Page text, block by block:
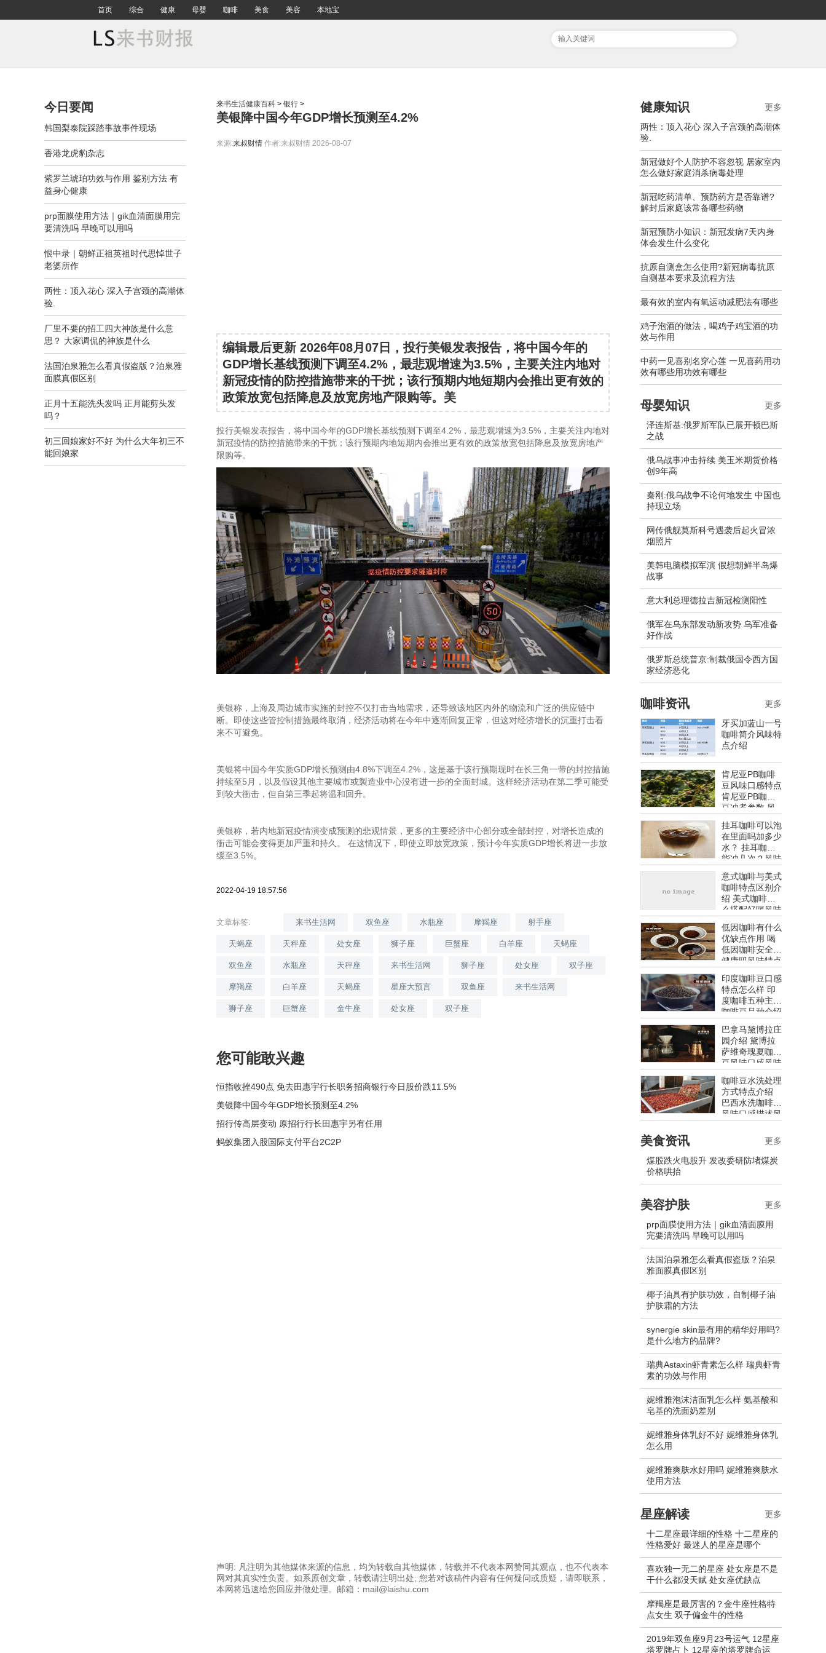
首页 综合 健康 母婴 咖啡 美食 美容 本地宝
今日要闻
韩国梨泰院踩踏事故事件现场
香港龙虎豹杂志
紫罗兰琥珀功效与作用 鉴别方法 有
益身心健康
prp面膜使用方法｜gik血清面膜用完
要清洗吗 早晚可以用吗
恨中录｜朝鲜正祖英祖时代思悼世子
老婆所作
两性：顶入花心 深入子宫颈的高潮体
验.
厂里不要的招工四大神族是什么意
思？ 大家调侃的神族是什么
法国泊泉雅怎么看真假盗版？泊泉雅
面膜真假区别
正月十五能洗头发吗 正月能剪头发
吗？
初三回娘家好不好 为什么大年初三不
能回娘家
来书生活健康百科 > 银行 >
美银降中国今年GDP增长预测至4.2%
来源:来叔财情 作者:来叔财情 2026-08-07
编辑最后更新 2026年08月07日，投行美银发表报告，将中国今年的
GDP增长基线预测下调至4.2%，最悲观增速为3.5%，主要关注内地对
新冠疫情的防控措施带来的干扰；该行预期内地短期内会推出更有效的
政策放宽包括降息及放宽房地产限购等。美
投行美银发表报告，将中国今年的GDP增长基线预测下调至4.2%，最悲观增速为3.5%，主要关注内地对
新冠疫情的防控措施带来的干扰；该行预期内地短期内会推出更有效的政策放宽包括降息及放宽房地产
限购等。
美银称，上海及周边城市实施的封控不仅打击当地需求，还导致该地区内外的物流和广泛的供应链中
断。即使这些管控制措施最终取消，经济活动将在今年中逐渐回复正常，但这对经济增长的沉重打击看
来不可避免。
美银将中国今年实质GDP增长预测由4.8%下调至4.2%，这是基于该行预期现时在长三角一带的封控措施
持续至5月，以及假设其他主要城市或製造业中心没有进一步的全面封城。这样经济活动在第二季可能受
到较大衝击，但自第三季起将温和回升。
美银称，若内地新冠疫情演变成预测的悲观情景，更多的主要经济中心部分或全部封控，对增长造成的
衝击可能会变得更加严重和持久。 在这情况下，即使立即放宽政策，预计今年实质GDP增长将进一步放
缓至3.5%。
2022-04-19 18:57:56
文章标签: 来书生活网 双鱼座 水瓶座 摩羯座 射手座
天蝎座 天秤座 处女座 狮子座 巨蟹座 白羊座 天蝎座
双鱼座 水瓶座 天秤座 来书生活网 狮子座 处女座 双子座
摩羯座 白羊座 天蝎座 星座大预言 双鱼座 来书生活网
狮子座 巨蟹座 金牛座 处女座 双子座
您可能敢兴趣
恒指收挫490点 免去田惠宇行长职务招商银行今日股价跌11.5%
美银降中国今年GDP增长预测至4.2%
招行传高层变动 原招行行长田惠宇另有任用
蚂蚁集团入股国际支付平台2C2P
声明: 凡注明为其他媒体来源的信息，均为转载自其他媒体，转载并不代表本网赞同其观点，也不代表本
网对其真实性负责。如系原创文章，转载请注明出处; 您若对该稿件内容有任何疑问或质疑，请即联系，
本网将迅速给您回应并做处理。邮箱：mail@laishu.com
健康知识
两性：顶入花心 深入子宫颈的高潮体
验.
新冠做好个人防护不容忽视 居家室内
怎么做好家庭消杀病毒处理
新冠吃药清单、预防药方是否靠谱?
解封后家庭该常备哪些药物
新冠预防小知识：新冠发病7天内身
体会发生什么变化
抗原自测盒怎么使用?新冠病毒抗原
自测基本要求及流程方法
最有效的室内有氧运动减肥法有哪些
鸡子泡酒的做法，喝鸡子鸡宝酒的功
效与作用
中药一见喜别名穿心莲 一见喜药用功
效有哪些用功效有哪些
更多
母婴知识
泽连斯基:俄罗斯军队已展开顿巴斯
之战
俄乌战事冲击持续 美玉米期货价格
创9年高
秦刚:俄乌战争不论何地发生 中国也
持现立场
网传俄舰莫斯科号遇袭后起火冒浓
烟照片
美韩电脑模拟军演 假想朝鲜半岛爆
战事
意大利总理德拉吉新冠检测阳性
俄军在乌东部发动新攻势 乌军准备
好作战
​俄罗斯总统普京:制裁俄国令西方国
家经济恶化
更多
咖啡资讯
牙买加蓝山一号
咖啡简介风味特
点介绍
肯尼亚PB咖啡
豆风味口感特点
肯尼亚PB咖啡
豆冲煮参数 风
挂耳咖啡可以泡
在里面吗加多少
水？ 挂耳咖啡
能冲几次？风味
意式咖啡与美式
咖啡特点区别介
绍 美式咖啡怎
么搭配好喝风味
低因咖啡有什么
优缺点作用 喝
低因咖啡安全吗
健康吗风味特点
印度咖啡豆口感
特点怎么样 印
度咖啡五种主要
咖啡豆品种介绍
巴拿马黛博拉庄
园介绍 黛博拉
萨维奇瑰夏咖啡
豆风味口感风味
咖啡豆水洗处理
方式特点介绍
巴西水洗咖啡豆
风味口感描述风
更多
美食资讯
煤股跌火电股升 发改委研防堵煤炭
价格哄抬
更多
美容护肤
prp面膜使用方法｜gik血清面膜用
完要清洗吗 早晚可以用吗
法国泊泉雅怎么看真假盗版？泊泉
雅面膜真假区别
椰子油具有护肤功效，自制椰子油
护肤霜的方法
synergie skin最有用的精华好用吗?
是什么地方的品牌?
瑞典Astaxin虾青素怎么样 瑞典虾青
素的功效与作用
妮维雅泡沫洁面乳怎么样 氨基酸和
皂基的洗面奶差别
妮维雅身体乳好不好 妮维雅身体乳
怎么用
妮维雅爽肤水好用吗 妮维雅爽肤水
使用方法
更多
星座解读
十二星座最详细的性格 十二星座的
性格爱好 最迷人的星座是哪个
喜欢独一无二的星座 处女座是不是
干什么都没天赋 处女座优缺点
摩羯座是最厉害的？金牛座性格特
点女生 双子偏金牛的性格
2019年双鱼座9月23号运气 12星座
塔罗牌占卜 12星座的塔罗牌命运
更多